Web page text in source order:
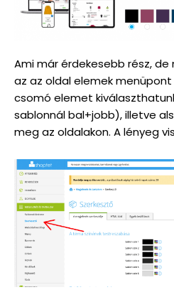
Ami már érdekesebb rész, de
az az oldal elemek
csomó elemet
sablonnál bal+jobb), illetve
meg az oldalakon. A lényeg